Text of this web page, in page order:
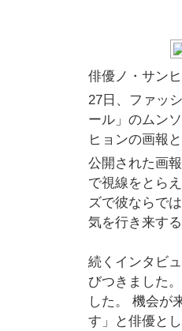
俳優ノ・サン
27日、ファッ
ール」のムン
ヒョンの画報
公開された画
で視線をとら
ズで彼ならで
気を行き来す
続くインタビ
びつきました
した。 機会が
す」と俳優と